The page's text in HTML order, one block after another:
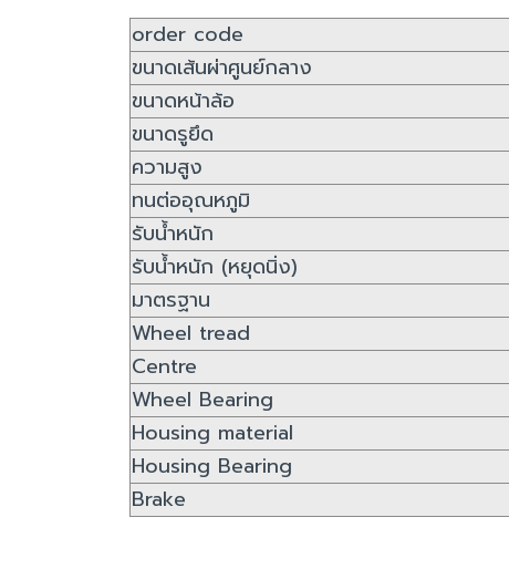
order code
ขนาดเส้นผ่าศูนย์กลาง
ขนาดหน้าล้อ
ขนาดรูยึด
ความสูง
ทนต่ออุณหภูมิ
รับน้ำหนัก
รับน้ำหนัก (หยุดนิ่ง)
มาตรฐาน
Wheel tread
Centre
Wheel Bearing
Housing material
Housing Bearing
Brake